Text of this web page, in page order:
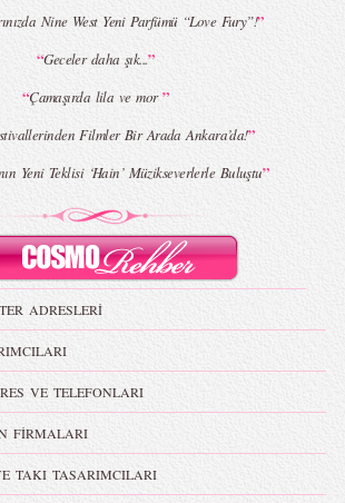
Nine West Yeni Parfümü “Love Fury”!”
“Geceler daha şık...”
“Çamaşırda lila ve mor”
Filmler Bir Arada Ankara’da!”
Yeni Teklisi ‘Hain’ Müzikseverlerle Buluştu”
ADRESLERİ
VE TELEFONLARI
FİRMALARI
TAKI TASARIMCILARI